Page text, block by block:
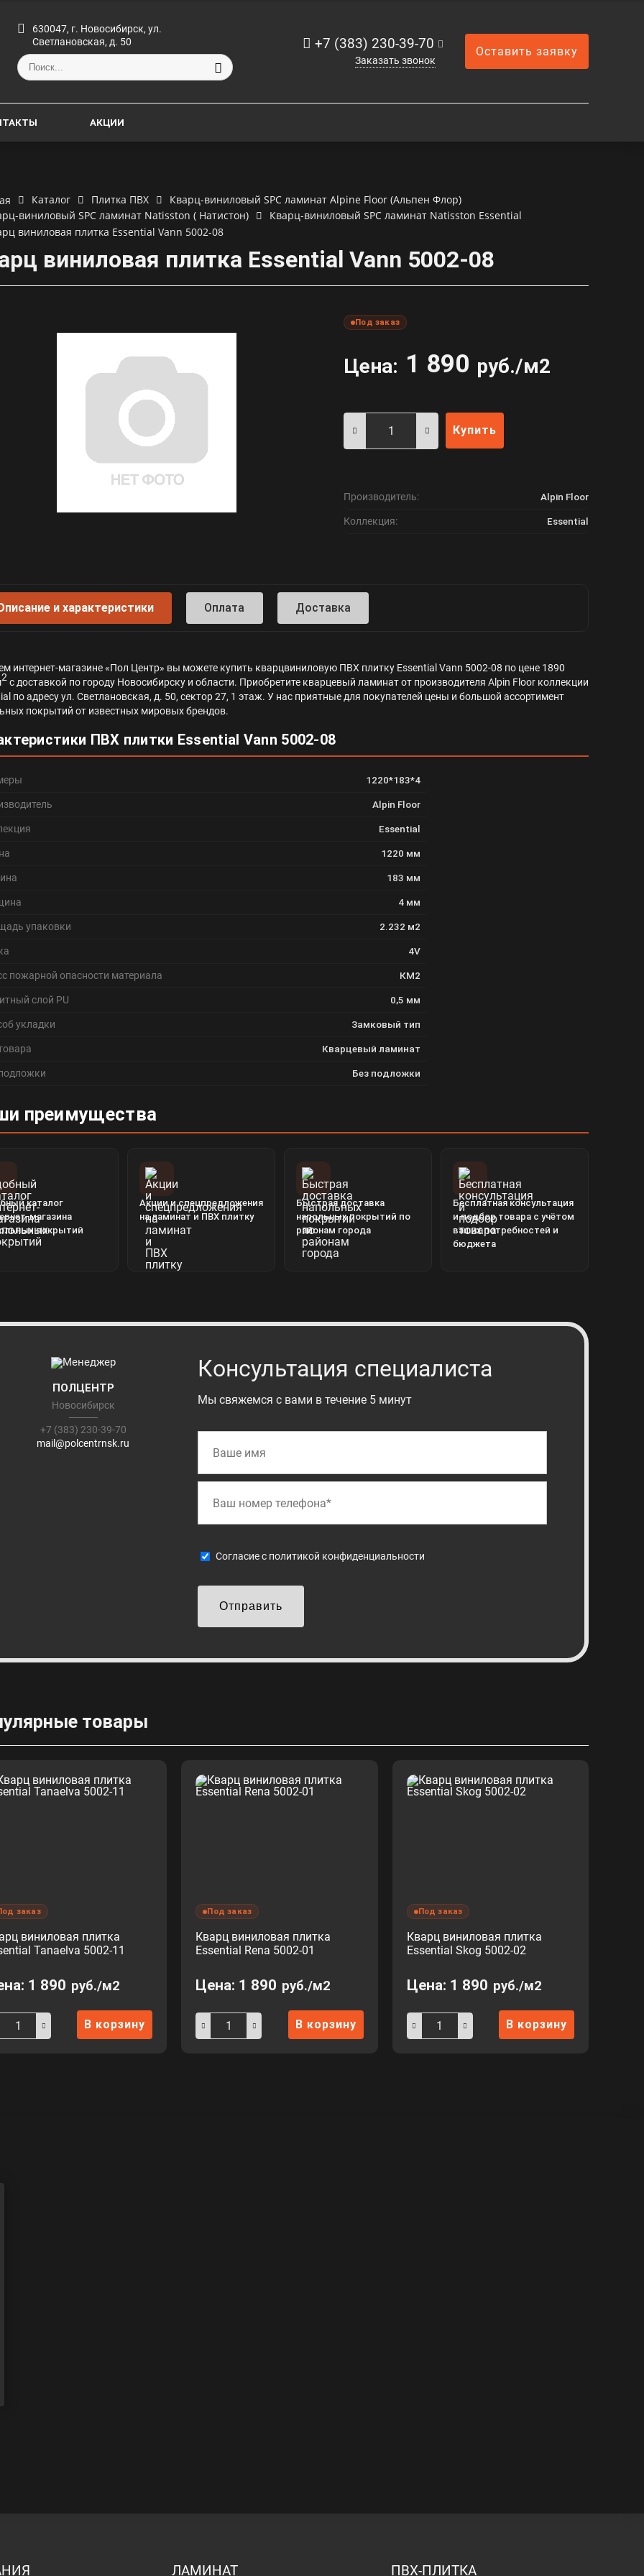
630047, г. Новосибирск, ул.
Светлановская, д. 50
+7 (383) 230-39-70
Заказать звонок
Оставить заявку
АКЦИИ
Каталог Плитка ПВХ
Кварц-виниловый SPC ламинат Alpine Floor (Альпен Флор)
виниловый SPC ламинат Natisston ( Натистон)
Кварц-виниловый SPC ламинат Natisston Essential
виниловая плитка Essential Vann 5002-08
виниловая плитка Essential Vann 5002-08
Под заказ
Цена: 1 890 руб./м2
Купить
Производитель: Alpin Floor
Коллекция: Essential
и характеристики Оплата Доставка
интернет-магазине «Пол Центр» вы можете купить кварцвиниловую ПВХ плитку Essential Vann 5002-08 по цене 1890
2с доставкой по городу Новосибирску и области. Приобретите кварцевый ламинат от производителя Alpin Floor коллекции
по адресу ул. Светлановская, д. 50, сектор 27, 1 этаж. У нас приятные для покупателей цены и большой ассортимент
покрытий от известных мировых брендов.
ПВХ плитки Essential Vann 5002-08
1220*183*4
Alpin Floor
Essential
1220 мм
183 мм
4 мм
упаковки 2.232 м2
4V
пожарной опасности материала КМ2
слой PU 0,5 мм
укладки Замковый тип
Кварцевый ламинат
Без подложки
преимущества
каталог
магазина
покрытий
Акции и спецпредложения
на ламинат и ПВХ плитку
Быстрая доставка
напольных покрытий по
районам города
Бесплатная консультация
и подбор товара с учётом
ваших потребностей и
бюджета
ПОЛЦЕНТР
Новосибирск
+7 (383) 230-39-70
mail@polcentrnsk.ru
Консультация специалиста
Мы свяжемся с вами в течение 5 минут
Cогласие с политикой конфиденциальности
Отправить
товары
заказ
виниловая плитка
Tanaelva 5002-11
1 890 руб./м2
В корзину
Под заказ
Кварц виниловая плитка
Essential Rena 5002-01
Цена: 1 890 руб./м2
В корзину
Под заказ
Кварц виниловая плитка
Essential Skog 5002-02
Цена: 1 890 руб./м2
В корзину
ЛАМИНАТ ПВХ-ПЛИТКА